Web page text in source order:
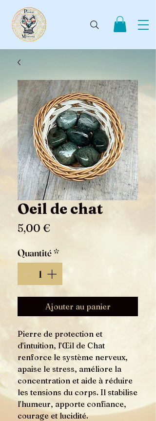
Oeil de chat
5,00 €Prix
Quantité*
Ajouter au panier
Pierre de protection et
d’intuition, l’Œil de Chat
renforce le système nerveux,
apaise le stress, améliore la
concentration et aide à réduire
les tensions du corps. Il stabilise
l’humeur, apporte confiance,
courage et lucidité.